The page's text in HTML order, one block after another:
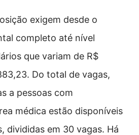
exigem desde o
completo até nível
que variam de R$
Do total de vagas,
a pessoas com
médica estão disponíveis
divididas em 30 vagas. Há